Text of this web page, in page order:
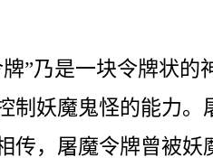
”乃是一块令牌状的
制妖魔鬼怪的能力。
传，屠魔令牌曾被妖